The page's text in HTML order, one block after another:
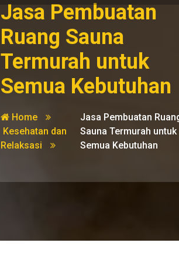
Jasa Pembuatan
Ruang Sauna
Termurah untuk
Semua Kebutuhan
Home
Kesehatan dan
Relaksasi
Jasa Pembuatan
Sauna Termurah untuk
Semua Kebutuhan